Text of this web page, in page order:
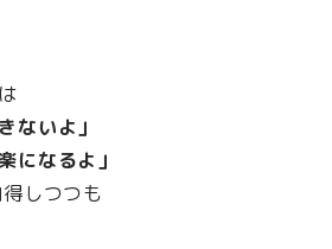
ないよ」
になるよ」
しつつも